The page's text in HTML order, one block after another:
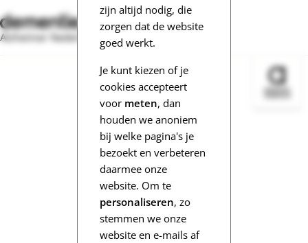
zijn altijd nodig, die
zorgen dat de website
goed werkt.
Je kunt kiezen of je
cookies accepteert
voor meten, dan
houden we anoniem
bij welke pagina's je
bezoekt en verbeteren
daarmee onze
website. Om te
personaliseren, zo
stemmen we onze
website en e-mails af
Alzheimer Nederland